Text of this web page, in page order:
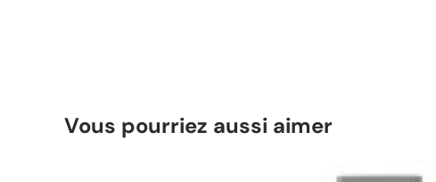
Vous pourriez aussi aimer